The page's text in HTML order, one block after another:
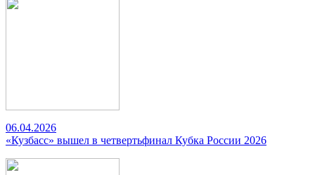
06.04.2026
«Кузбасс» вышел в четвертьфинал Кубка России 2026